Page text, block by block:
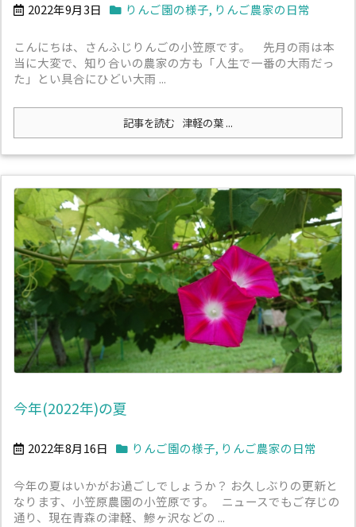
2022年9月3日 りんご園の様子, りんご農家の日常
こんにちは、さんふじりんごの小笠原です。 先月の雨は本
当に大変で、知り合いの農家の方も「人生で一番の大雨だっ
た」とい具合にひどい大雨 ...
記事を読む 津軽の葉 ...
今年(2022年)の夏
2022年8月16日 りんご園の様子, りんご農家の日常
今年の夏はいかがお過ごしでしょうか？ お久しぶりの更新と
なります、小笠原農園の小笠原です。 ニュースでもご存じの
通り、現在青森の津軽、鰺ヶ沢などの ...